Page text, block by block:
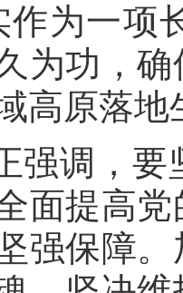
作为一项
为功，
高原落
强调，要
面提高
强保障